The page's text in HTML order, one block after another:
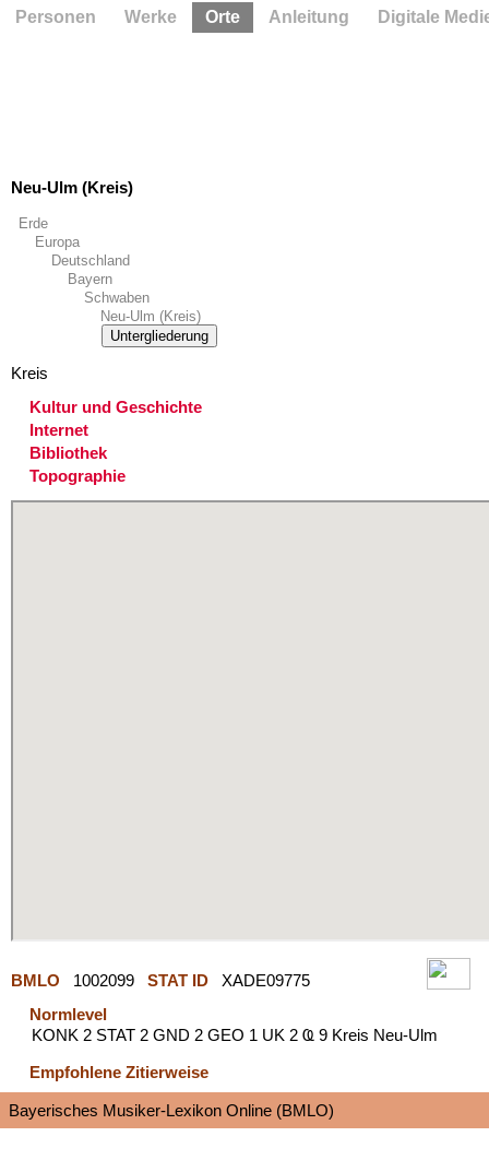
Neu-Ulm (Kreis)
Erde
Europa
Deutschland
Bayern
Schwaben
Neu-Ulm (Kreis)
Untergliederung
Kreis
Kultur und Geschichte
Internet
Bibliothek
Topographie
BMLO 1002099 STAT ID
XADE09775
Normlevel
KONK 2 STAT 2 GND 2 GEO 1 UK 2 Ҩ 9 Kreis Neu-Ulm
Empfohlene Zitierweise
Bayerisches Musiker-Lexikon Online (BMLO)
Personen Werke Orte Anleitung Digitale